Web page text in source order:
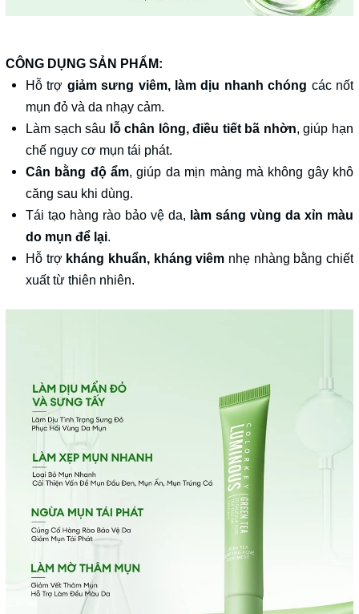
CÔNG DỤNG SẢN PHẨM:
Hỗ trợ giảm sưng viêm, làm dịu nhanh chóng các nốt
mụn đỏ và da nhạy cảm.
Làm sạch sâu lỗ chân lông, điều tiết bã nhờn, giúp hạn
chế nguy cơ mụn tái phát.
Cân bằng độ ẩm, giúp da mịn màng mà không gây khô
căng sau khi dùng.
Tái tạo hàng rào bảo vệ da, làm sáng vùng da xỉn màu
do mụn để lại.
Hỗ trợ kháng khuẩn, kháng viêm nhẹ nhàng bằng chiết
xuất từ thiên nhiên.